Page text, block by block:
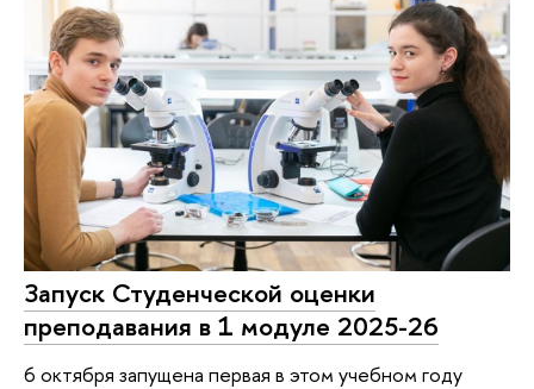
Запуск Студенческой оценки
преподавания в 1 модуле 2025-26
6 октября запущена первая в этом учебном году